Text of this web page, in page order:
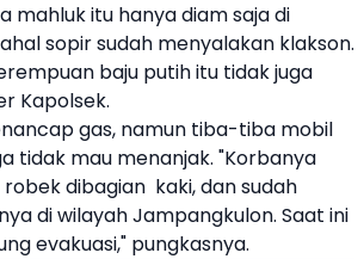
mahluk itu hanya diam saja di
sopir sudah menyalakan klakson.
baju putih itu tidak juga
Kapolsek.
gas, namun tiba-tiba mobil
tidak mau menanjak. "Korbanya
dibagian kaki, dan sudah
di wilayah Jampangkulon. Saat ini
evakuasi," pungkasnya.